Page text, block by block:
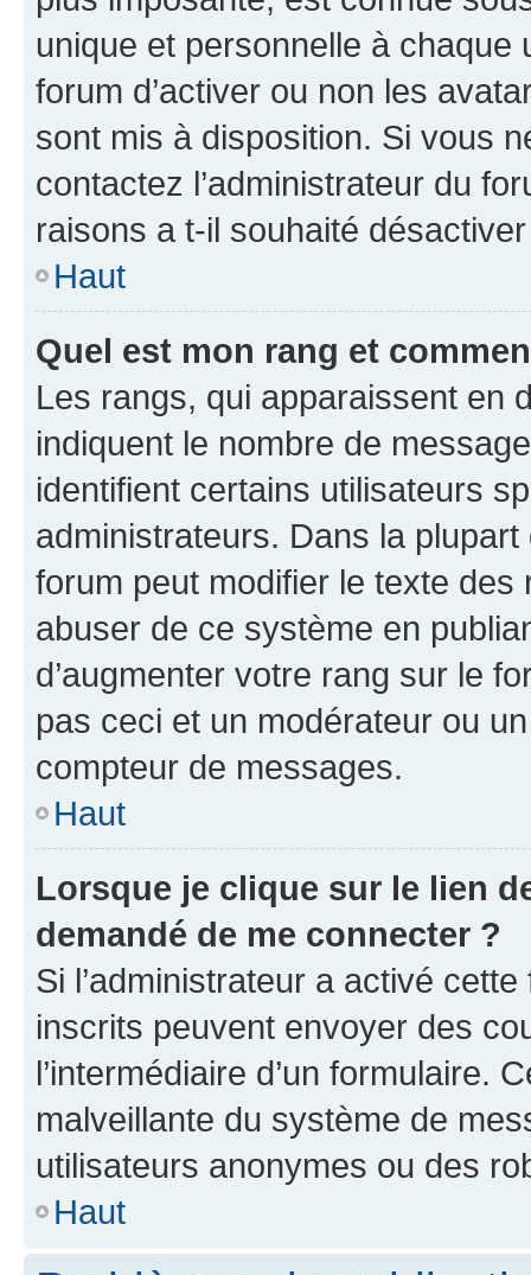
unique et personnelle à chaque
forum d’activer ou non les
sont mis à disposition. Si vous
contactez l’administrateur du
raisons a t-il souhaité
Haut
Quel est mon rang et
Les rangs, qui apparaissent en
indiquent le nombre de
identifient certains utilisateurs
administrateurs. Dans la
forum peut modifier le texte
abuser de ce système en
d’augmenter votre rang sur le
pas ceci et un modérateur ou
compteur de messages.
Haut
Lorsque je clique sur le lien
demandé de me connecter ?
Si l’administrateur a activé
inscrits peuvent envoyer des
l’intermédiaire d’un formulaire.
malveillante du système de
utilisateurs anonymes ou des
Haut